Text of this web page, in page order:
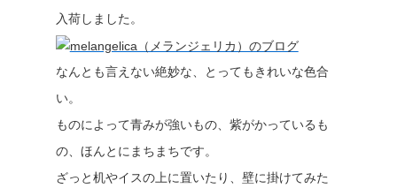
入荷しました。
なんとも言えない絶妙な、とってもきれいな色合
い。
ものによって青みが強いもの、紫がかっているも
の、ほんとにまちまちです。
ざっと机やイスの上に置いたり、壁に掛けてみた